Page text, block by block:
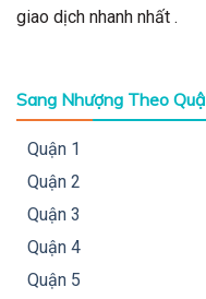
giao dịch nhanh nhất .
Sang Nhượng Theo
Quận 1
Quận 2
Quận 3
Quận 4
Quận 5